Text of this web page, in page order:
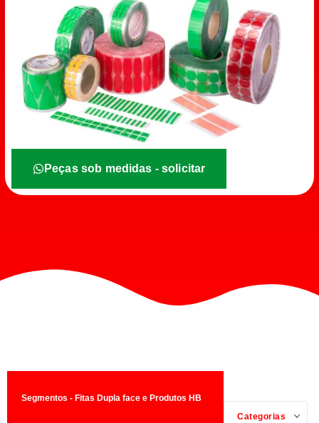
Peças sob medidas - solicitar
Segmentos - Fitas Dupla face e Produtos HB
Categorias